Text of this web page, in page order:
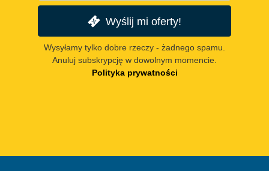
Wyślij mi oferty!
Wysyłamy tylko dobre rzeczy - żadnego spamu.
Anuluj subskrypcję w dowolnym momencie.
Polityka prywatności